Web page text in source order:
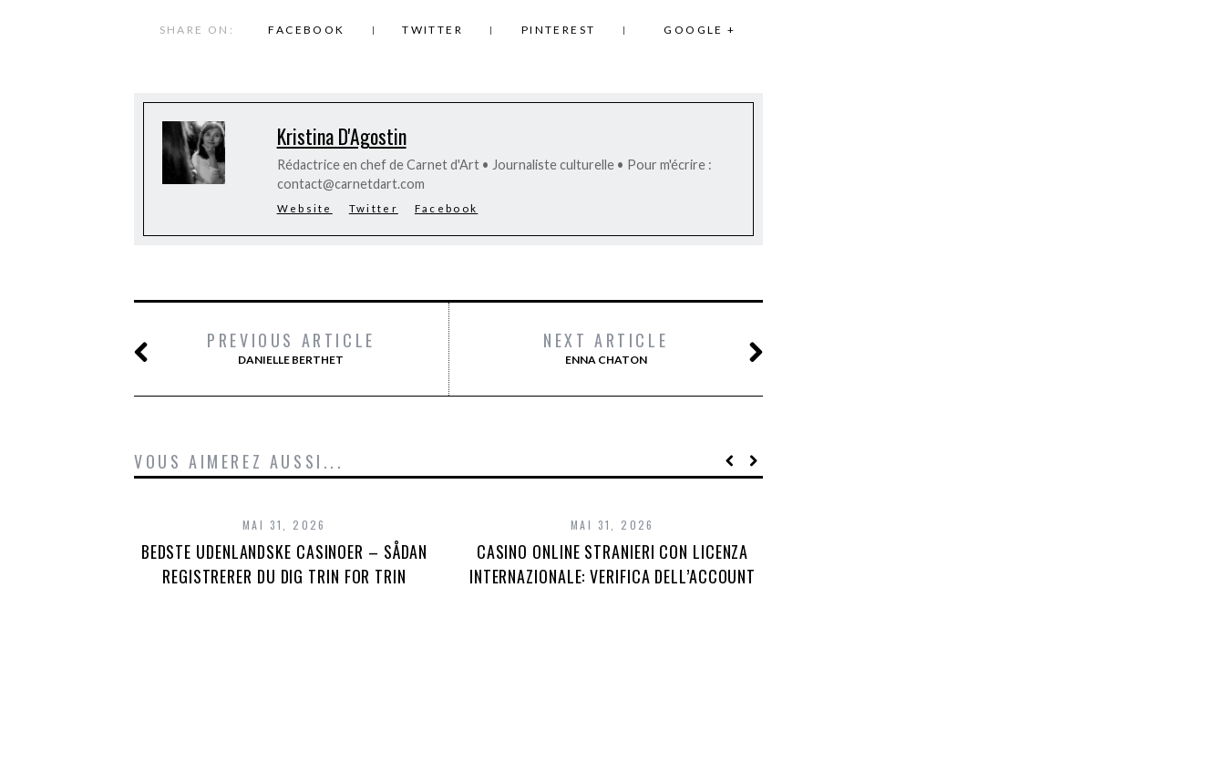
SHARE ON: FACEBOOK TWITTER PINTEREST GOOGLE +
Kristina D'Agostin
Rédactrice en chef de Carnet d'Art • Journaliste culturelle • Pour m'écrire :
contact@carnetdart.com
Website Twitter Facebook
PREVIOUS ARTICLE
DANIELLE BERTHET
NEXT ARTICLE
ENNA CHATON
VOUS AIMEREZ AUSSI...
MAI 31, 2026
BEDSTE UDENLANDSKE CASINOER – SÅDAN
REGISTRERER DU DIG TRIN FOR TRIN
MAI 31, 2026
CASINO ONLINE STRANIERI CON LICENZA
INTERNAZIONALE: VERIFICA DELL’ACCOUNT